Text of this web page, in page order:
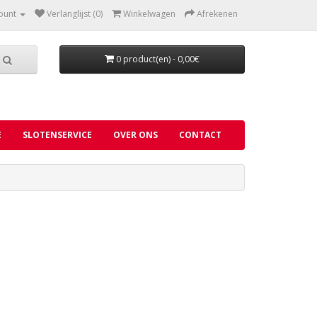
Verlanglijst (0) Winkelwagen Afrekenen
0 product(en) - 0,00€
SLOTENSERVICE OVER ONS CONTACT